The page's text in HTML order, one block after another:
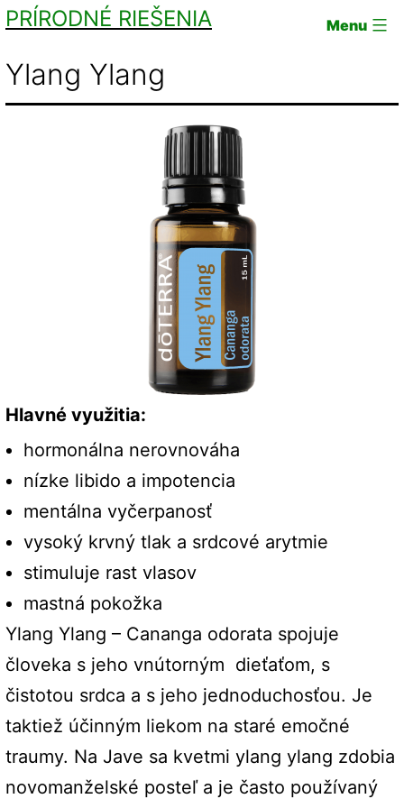
Skip
content
PRÍRODNÉ RIEŠENIA Menu
Ylang Ylang
Hlavné využitia:
hormonálna nerovnováha
nízke libido a impotencia
mentálna vyčerpanosť
vysoký krvný tlak a srdcové arytmie
stimuluje rast vlasov
mastná pokožka
Ylang Ylang – Cananga odorata spojuje
človeka s jeho vnútorným dieťaťom, s
čistotou srdca a s jeho jednoduchosťou. Je
taktiež účinným liekom na staré emočné
traumy. Na Jave sa kvetmi ylang ylang zdobia
novomanželské posteľ a je často používaný